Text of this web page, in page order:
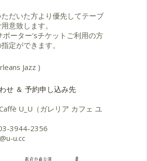
ただいた方より優先してテーブ
意致します。
ーター'sチケットご利用の方
定ができます。
Jazz )
せ ＆ 予約申し込み先
U_U（ガレリア カフェ ユ
3944-2356
u.cc